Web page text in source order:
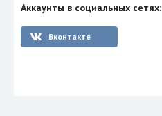
Аккаунты в социальных сетях:
Вконтакте